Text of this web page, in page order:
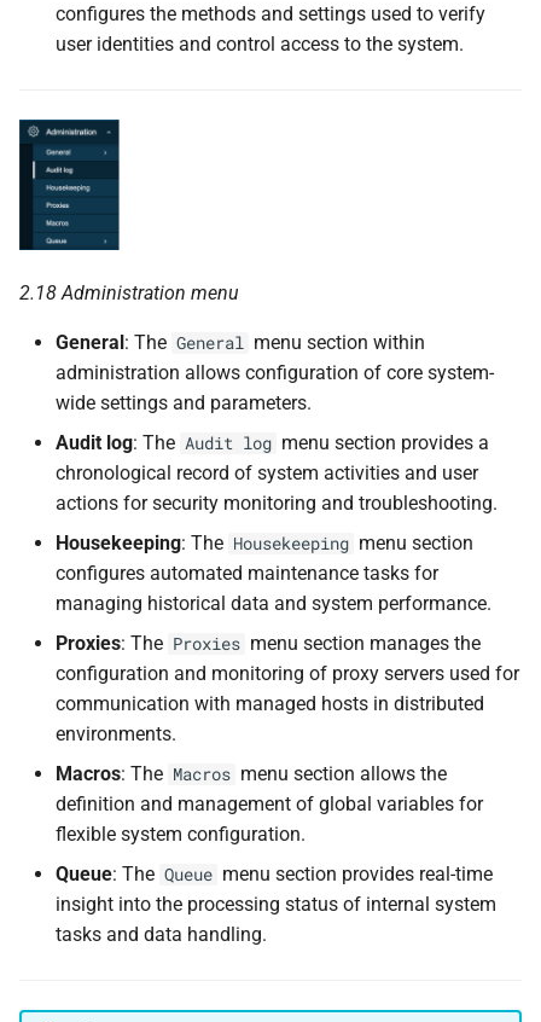
configures the methods and settings used to verify
user identities and control access to the system.
2.18 Administration menu
General: The General menu section within
administration allows configuration of core system-
wide settings and parameters.
Audit log: The Audit log menu section provides a
chronological record of system activities and user
actions for security monitoring and troubleshooting.
Housekeeping: The Housekeeping menu section
configures automated maintenance tasks for
managing historical data and system performance.
Proxies: The Proxies menu section manages the
configuration and monitoring of proxy servers used for
communication with managed hosts in distributed
environments.
Macros: The Macros menu section allows the
definition and management of global variables for
flexible system configuration.
Queue: The Queue menu section provides real-time
insight into the processing status of internal system
tasks and data handling.